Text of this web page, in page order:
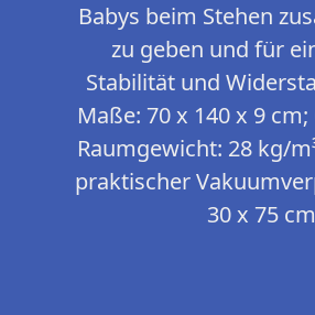
Babys beim Stehen
zu geben und für
Stabilität und
Maße: 70 x 140 x 9
Raumgewicht: 28 kg/
praktischer
30 x 75